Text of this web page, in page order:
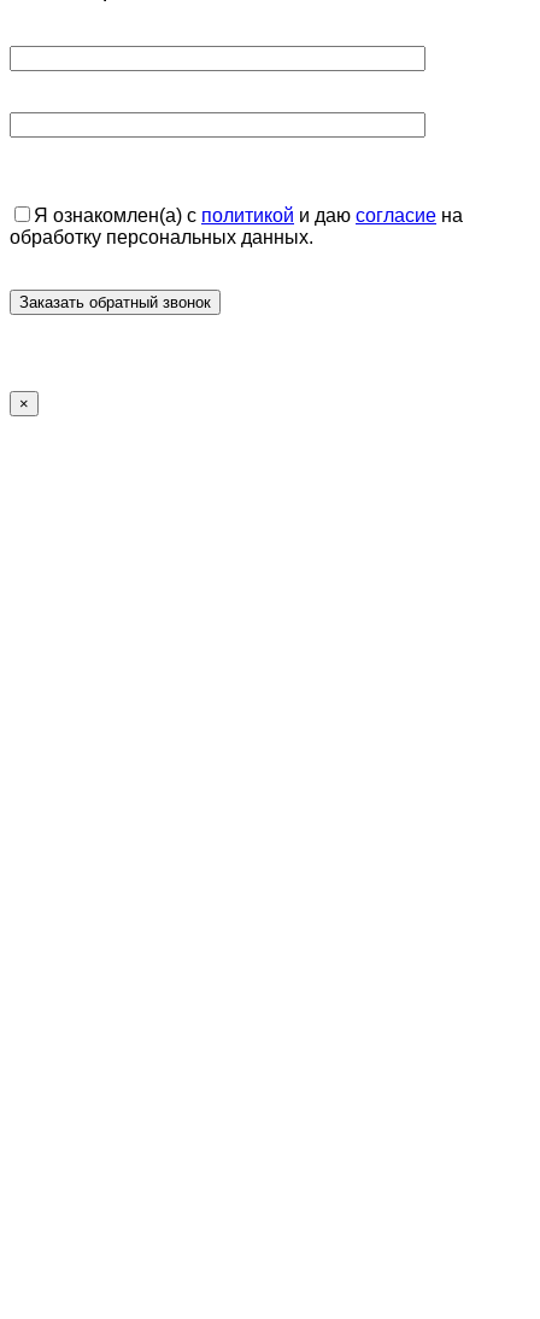
Я ознакомлен(а) с политикой и даю согласие на
обработку персональных данных.
×